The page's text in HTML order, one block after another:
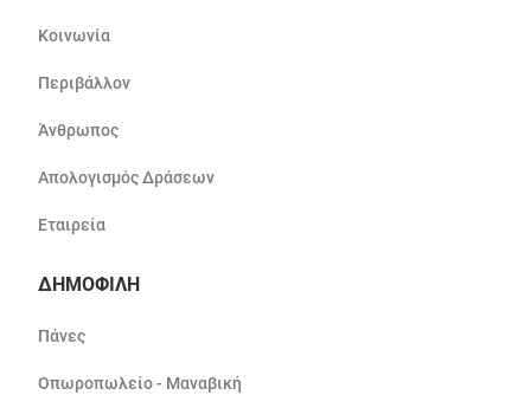
Κοινωνία
Περιβάλλον
Άνθρωπος
Απολογισμός Δράσεων
Εταιρεία
ΔΗΜΟΦΙΛΗ
Πάνες
Οπωροπωλείο - Μαναβική